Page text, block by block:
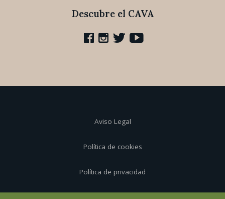
Descubre el CAVA
Aviso Legal
Política de cookies
Política de privacidad